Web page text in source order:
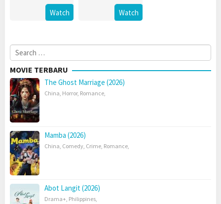
Watch Watch
Search
for:
MOVIE TERBARU
The Ghost Marriage (2026)
China, Horror, Romance,
Mamba (2026)
China, Comedy, Crime, Romance,
Abot Langit (2026)
Drama+, Philippines,